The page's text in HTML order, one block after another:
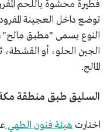
فطيرة محشوة باللحم
توضع داخل العجينة
النوع يسمى "مطبق مالح"،
الجبن الحلو، أو القشطة،
المالح.
السليق طبق منطقة مكة
اختارت هيئة فنون الطهي